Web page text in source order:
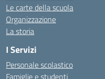
Le carte della scuola
Organizzazione
La storia
I Servizi
Personale scolastico
Famiglie e studenti